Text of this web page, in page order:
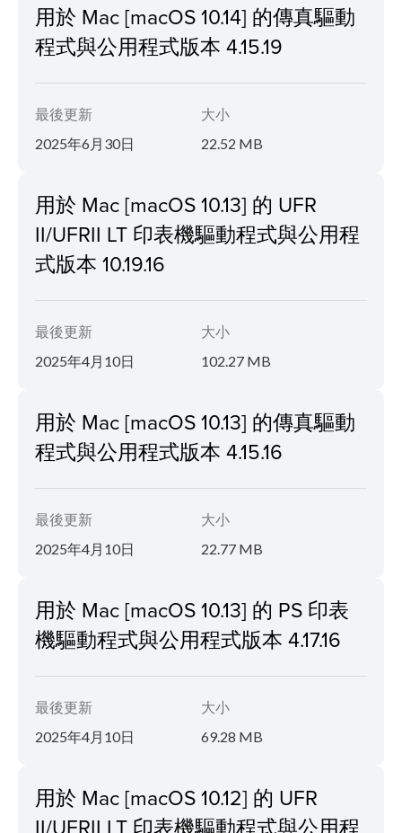
用於 Mac [macOS 10.14] 的傳真驅動
程式與公用程式版本 4.15.19
最後更新
2025年6月30日
大小
22.52 MB
用於 Mac [macOS 10.13] 的 UFR
II/UFRII LT 印表機驅動程式與公用程
式版本 10.19.16
最後更新
2025年4月10日
大小
102.27 MB
用於 Mac [macOS 10.13] 的傳真驅動
程式與公用程式版本 4.15.16
最後更新
2025年4月10日
大小
22.77 MB
用於 Mac [macOS 10.13] 的 PS 印表
機驅動程式與公用程式版本 4.17.16
最後更新
2025年4月10日
大小
69.28 MB
用於 Mac [macOS 10.12] 的 UFR
II/UFRII LT 印表機驅動程式與公用程